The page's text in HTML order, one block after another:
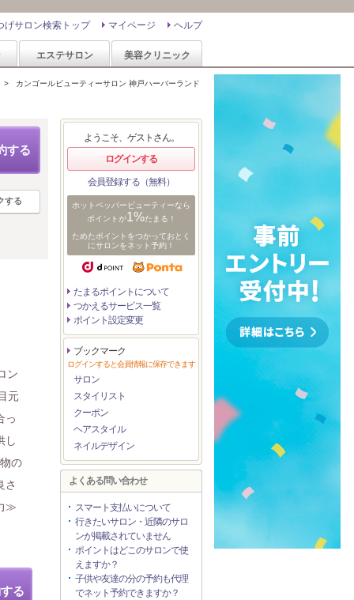
ヘルプ
マイページ
げサロン検索トップ
エステサロン 美容クリニック
> カンゴールビューティーサロン 神戸ハーバーランド
する
する
ン
元
っ
し
の
さ
≫
る
ようこそ、ゲストさん。
ログインする
会員登録する（無料）
ホットペッパービューティーなら
ポイントが1%たまる！
ためたポイントをつかっておとく
にサロンをネット予約！
たまるポイントについて
つかえるサービス一覧
ポイント設定変更
ブックマーク
ログインすると会員情報に保存できます
サロン
スタイリスト
クーポン
ヘアスタイル
ネイルデザイン
よくある問い合わせ
スマート支払いについて
行きたいサロン・近隣のサロ
ンが掲載されていません
ポイントはどこのサロンで使
えますか？
子供や友達の分の予約も代理
でネット予約できますか？